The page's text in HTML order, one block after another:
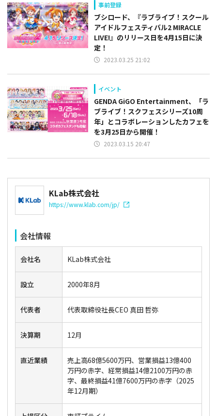
事前登録
ブシロード、『ラブライブ！スクール
アイドルフェスティバル2 MIRACLE
LIVE!』のリリース日を4月15日に決
定！
2023.03.25 21:02
イベント
GENDA GiGO Entertainment、「ラ
ブライブ！スクフェスシリーズ10周
年」とコラボレーションしたカフェを
を3月25日から開催！
2023.03.15 20:47
KLab株式会社
https://www.klab.com/jp/
会社情報
会社名 KLab株式会社
設立 2000年8月
代表者 代表取締役社長CEO 真田 哲弥
決算期 12月
直近業績
売上高68億5600万円、営業損益13億400
万円の赤字、経常損益14億2100万円の赤
字、最終損益41億7600万円の赤字（2025
年12月期）